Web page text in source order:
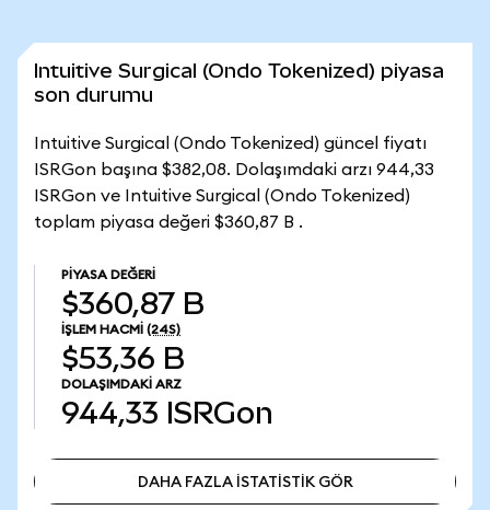
Intuitive Surgical (Ondo Tokenized) piyasa
son durumu
Intuitive Surgical (Ondo Tokenized) güncel fiyatı
ISRGon başına $382,08. Dolaşımdaki arzı 944,33
ISRGon ve Intuitive Surgical (Ondo Tokenized)
toplam piyasa değeri $360,87 B .
PIYASA DEĞERI
$360,87 B
İŞLEM HACMI (24S)
$53,36 B
DOLAŞIMDAKI ARZ
944,33 ISRGon
DAHA FAZLA İSTATİSTİK GÖR